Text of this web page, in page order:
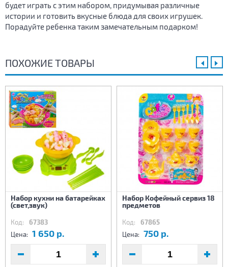
будет играть с этим набором, придумывая различные
истории и готовить вкусные блюда для своих игрушек.
Порадуйте ребенка таким замечательным подарком!
ПОХОЖИЕ ТОВАРЫ
Набор кухни на батарейках
(свет,звук)
Код: 67383
Цена: 1 650 р.
Набор Кофейный сервиз 18
предметов
Код: 67865
Цена: 750 р.